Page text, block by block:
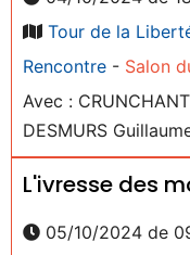
Tour de la
Rencontre - Salon
Avec :
DESMURS
L'ivresse des
05/10/2024 de